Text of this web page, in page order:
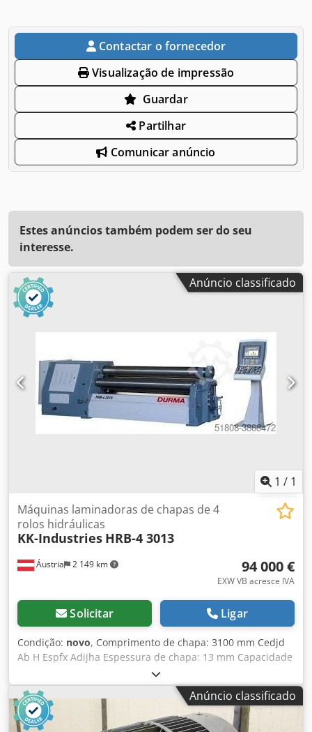
Contactar o fornecedor
Visualização de impressão
Guardar
Partilhar
Comunicar anúncio
Estes anúncios também podem ser do seu
interesse.
Anúncio classificado
1 / 1
Áustria 2 149 km
Máquinas laminadoras de chapas de 4
rolos hidráulicas
KK-Industries HRB-4 3013
94 000 €
EXW VB acresce IVA
Solicitar Ligar
Condição: novo, Comprimento de chapa: 3100 mm Cedjd
Ab H Espfx Adijha Espessura de chapa: 13 mm Capacidade
de pré-curvatura: 10 mm Potência total instalada: 15 kW
Peso aprox.: 10 t Dimensões (C x L x A): 4,88 x 1,16 x 1,18 m
A imagem é ilustrativa. Diâmetro dos cilindros
(superior/inferior): Ø270 mm Comprimento de dobra: 3100
Anúncio classificado